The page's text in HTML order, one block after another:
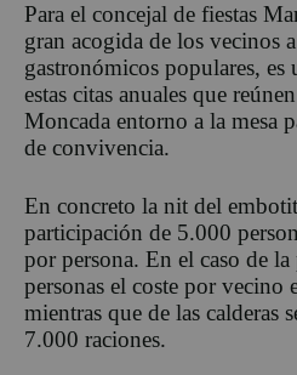
Para el concejal de fiestas
gran acogida de los vecinos
gastronómicos populares,
estas citas anuales que
Moncada entorno a la mesa
de convivencia.
En concreto la nit del
participación de 5.000
por persona. En el caso de
personas el coste por vecino
mientras que de las calderas
7.000 raciones.